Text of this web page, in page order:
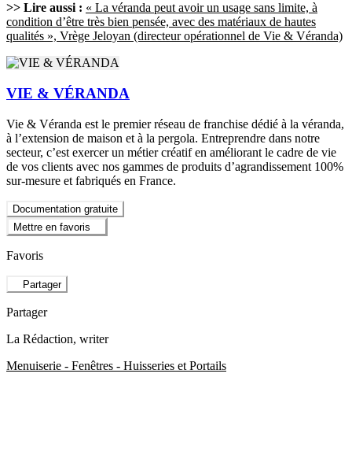
>> Lire aussi : « La véranda peut avoir un usage sans limite, à
condition d’être très bien pensée, avec des matériaux de hautes
qualités », Vrège Jeloyan (directeur opérationnel de Vie & Véranda)
VIE & VÉRANDA
Vie & Véranda est le premier réseau de franchise dédié à la véranda,
à l’extension de maison et à la pergola. Entreprendre dans notre
secteur, c’est exercer un métier créatif en améliorant le cadre de vie
de vos clients avec nos gammes de produits d’agrandissement 100%
sur-mesure et fabriqués en France.
Documentation gratuite
Mettre en favoris
Favoris
Partager
Partager
La Rédaction, writer
Menuiserie - Fenêtres - Huisseries et Portails